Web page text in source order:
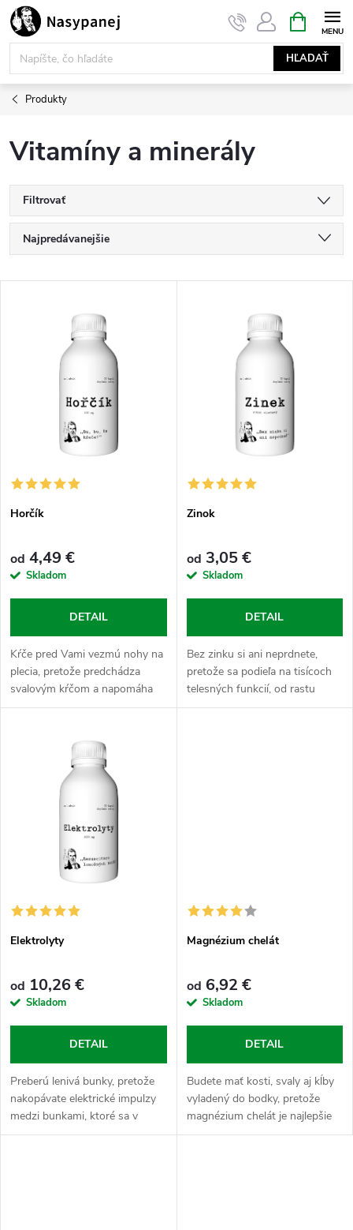
Prejsť
na
obsah
HĽADAŤ
KOŠÍK
Produkty
Vitamíny a minerály
Filtrovať
R
a
e
p
r
o
d
u
k
Najpredávanejšie
Abecedne
p
o
u
k
Horčík
od 4,49 €
Skladom
DETAIL
Kŕče pred Vami vezmú nohy na
plecia, pretože predchádza
svalovým kŕčom a napomáha
regenerácii, zdravie kostí, svalov
namoženým svalom a...
Zinok
od 3,05 €
Skladom
DETAIL
Bez zinku si ani neprdnete,
pretože sa podieľa na tisícoch
telesných funkcií, od rastu
buniek k produkcii testosterónu
Elektrolyty
od 10,26 €
Skladom
DETAIL
Preberú lenivá bunky, pretože
nakopávate elektrické impulzy
medzi bunkami, ktoré sa v
kombinácii s vodou rozložia na
Magnézium chelát
od 6,92 €
Skladom
DETAIL
Budete mať kosti, svaly aj kĺby
vyladený do bodky, pretože
magnézium chelát je najlepšie
vstrebateľná väzba horčíka,